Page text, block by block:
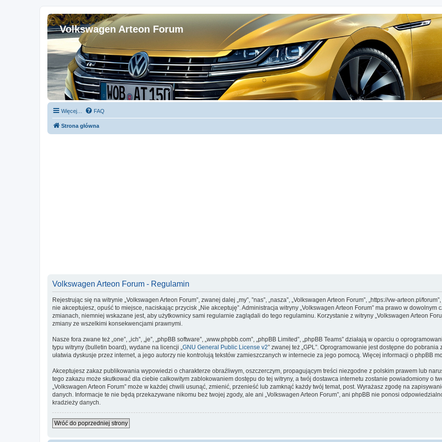
Volkswagen Arteon Forum
Więcej… FAQ
Strona główna
Volkswagen Arteon Forum - Regulamin
Rejestrując się na witrynie „Volkswagen Arteon Forum”, zwanej dalej „my”, ”nas”, „nasza”, „Volkswagen Arteon Forum”, „https://vw-arteon.pl/
nie akceptujesz, opuść to miejsce, naciskając przycisk „Nie akceptuję”. Administracja witryny „Volkswagen Arteon Forum” ma prawo w
zmianach, niemniej wskazane jest, aby użytkownicy sami regularnie zaglądali do tego regulaminu. Korzystanie z witryny „Volkswagen Arteon
zmiany ze wszelkimi konsekwencjami prawnymi.
Nasze fora zwane też „one”, „ich”, „je”, „phpBB software”, „www.phpbb.com”, „phpBB Limited”, „phpBB Teams” działają w oparciu o
typu witryny (bulletin board), wydane na licencji „GNU General Public License v2” zwanej też „GPL”. Oprogramowanie jest dostępne do pobrania
ułatwia dyskusje przez internet, a jego autorzy nie kontrolują tekstów zamieszczanych w internecie za jego pomocą. Więcej informacji o phpBB
Akceptujesz zakaz publikowania wypowiedzi o charakterze obraźliwym, oszczerczym, propagującym treści niezgodne z polskim prawem lub
tego zakazu może skutkować dla ciebie całkowitym zablokowaniem dostępu do tej witryny, a twój dostawca internetu zostanie powiadomiony o
„Volkswagen Arteon Forum” może w każdej chwili usunąć, zmienić, przenieść lub zamknąć każdy twój temat, post. Wyrażasz zgodę na
danych. Informacje te nie będą przekazywane nikomu bez twojej zgody, ale ani „Volkswagen Arteon Forum”, ani phpBB nie ponosi
kradzieży danych.
Wróć do poprzedniej strony